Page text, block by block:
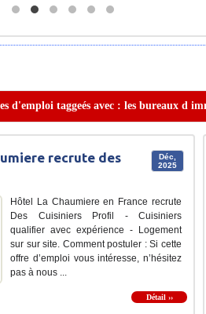
d'emploi taggeés avec : les bureaux d
Déc,
2025
recrute des
Hôtel La Chaumiere en France recrute
Des Cuisiniers Profil - Cuisiniers
qualifier avec expérience - Logement
sur sur site. Comment postuler : Si cette
offre d’emploi vous intéresse, n’hésitez
pas à nous ...
Détail ››